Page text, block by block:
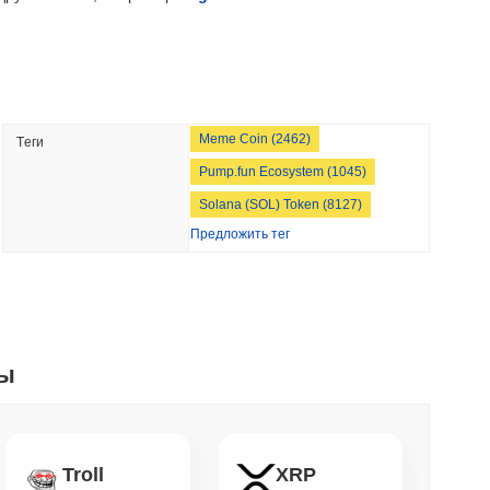
сотрудничество в области...
ставили криптовалюту, не покидая
Tеги Meme Coin (2462)
Pump.fun Ecosystem (1045)
Solana (SOL) Token (8127)
Предложить тег
Troll XRP